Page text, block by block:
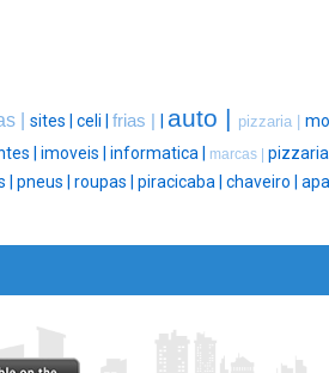
| sites | celi | frias | auto | pizzaria |
| imoveis | informatica | marcas |
| pneus | roupas | piracicaba | chaveiro |